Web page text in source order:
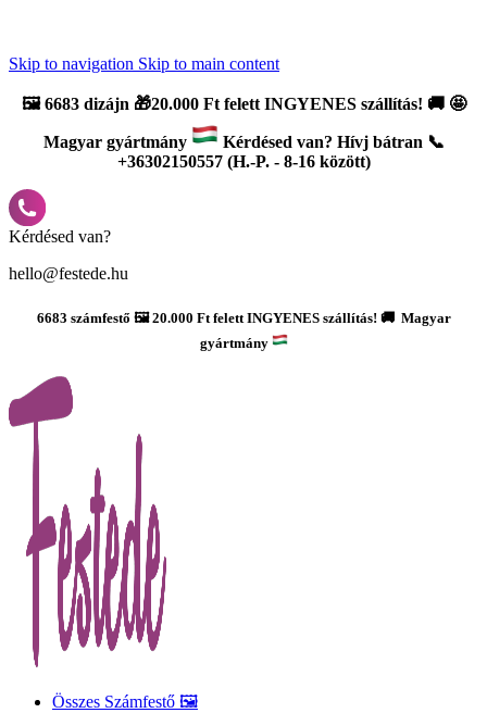
Skip to navigation Skip to main content
🖼️6683 dizájn 🎁20.000 Ft felett INGYENES szállítás! 🚚 🤩
Magyar gyártmány
Kérdésed van? Hívj bátran 📞
+36302150557 (H.-P. - 8-16 között)
Kérdésed van?
hello@festede.hu
6683 számfestő 🖼️ 20.000 Ft felett INGYENES szállítás! 🚚 Magyar
gyártmány
Összes Számfestő 🖼️